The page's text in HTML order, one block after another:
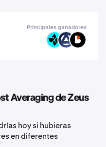
Principales ganadores
CTSI AI3 BICO
Averaging de Zeus
hoy si hubieras
en diferentes